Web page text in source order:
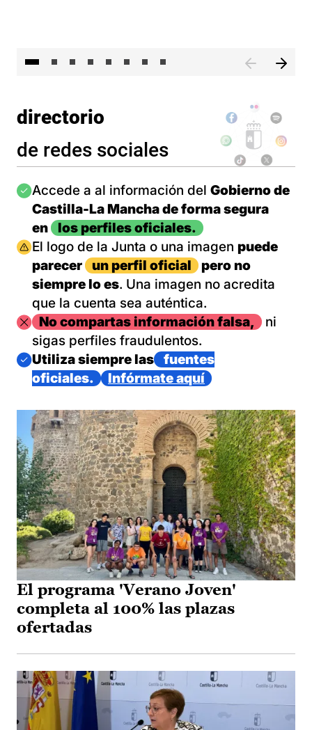
directorio
de redes sociales
Imagen
Accede a al información del Gobierno de
Castilla-La Mancha de forma segura
en
los perfiles oficiales.
Imagen
El logo de la Junta o una imagen puede
parecer
un perfil oficial
pero no
siempre lo es. Una imagen no acredita
que la cuenta sea auténtica.
ImagenNo compartas información falsa,
ni
sigas perfiles fraudulentos.
Imagen
Utiliza siempre las
fuentes
oficiales.
Infórmate aquí
El programa 'Verano Joven'
completa al 100% las plazas
ofertadas